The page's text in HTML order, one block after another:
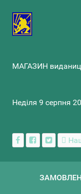
МАГАЗИН
Неділя 9 серпня